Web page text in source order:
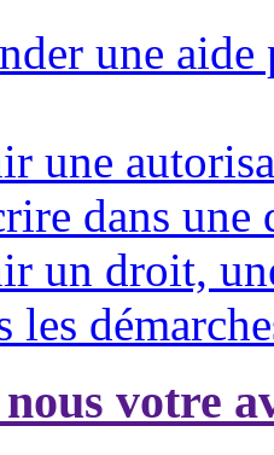
une
une
dans une
un droit,
les
votre